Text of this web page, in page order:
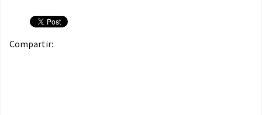
Compartir: